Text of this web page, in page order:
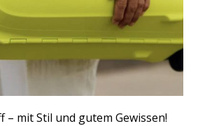
– mit Stil und gutem Gewissen!